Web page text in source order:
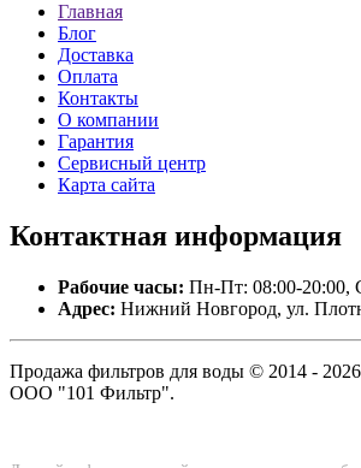
Главная
Блог
Доставка
Оплата
Контакты
О компании
Гарантия
Сервисный центр
Карта сайта
Контактная информация
Рабочие часы: Пн-Пт: 08:00-20:00,
Адрес: Нижний Новгород, ул.
Продажа фильтров для воды © 2014 - 2026
ООО "101 Фильтр".